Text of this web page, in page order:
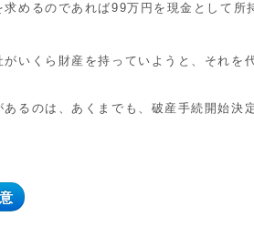
求めるのであれば99万円を現金として所
いくら財産を持っていようと、それを
るのは、あくまでも、破産手続開始決